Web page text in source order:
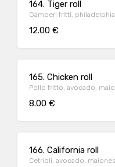
164. Tiger roll
Gamberi fritti,
12.00 €
165. Chicken roll
Pollo fritto, avocado,
8.00 €
166. California roll
Cetrioli, avocado,